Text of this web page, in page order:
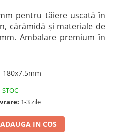
pentru tăiere uscată în
cărămidă și materiale de
Ambalare premium în
180x7.5mm
STOC
1-3 zile
ADAUGA IN COS